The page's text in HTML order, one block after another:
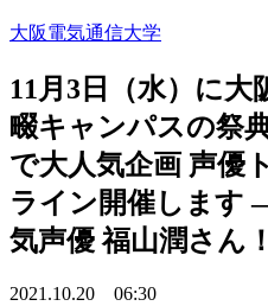
大阪電気通信大学
11月3日（水）に大
畷キャンパスの祭
で大人気企画 声優
ライン開催します
気声優 福山潤さん！
2021.10.20 06:30